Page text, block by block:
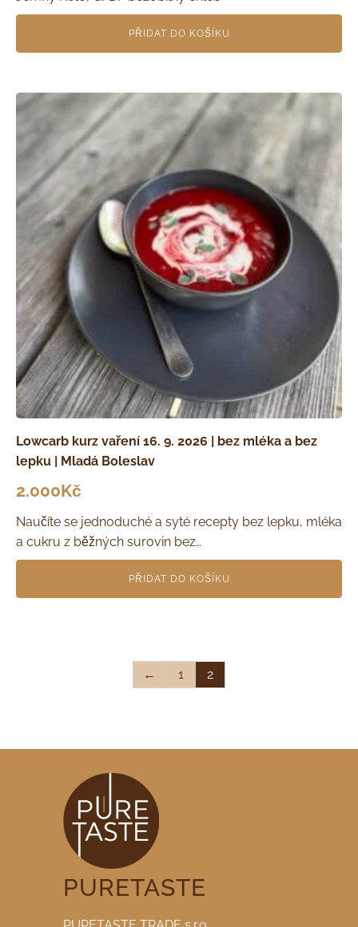
PŘIDAT DO KOŠÍKU
Lowcarb kurz vaření 16. 9. 2026 | bez mléka a bez
lepku | Mladá Boleslav
2.000Kč
Naučíte se jednoduché a syté recepty bez lepku, mléka
a cukru z běžných surovin bez…
PŘIDAT DO KOŠÍKU
← 1 2
PURETASTE